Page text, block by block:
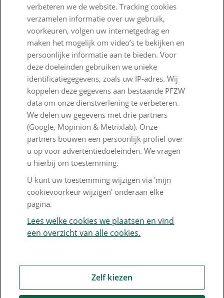
Nieuws
Voor de pers
PFZW Dichtbij
Werken bij PFZW
Responsible disclosure
Digitale toegankelijkheid
Goed Bezig
Werkgeversdesk
Veelgestelde vragen
Inloggen met eHerkenning
Wat is Mijn Organisatie?
Nieuwsbrief werkgevers
verbeteren we de website. Tracking cookies
verzamelen informatie over uw gebruik,
voorkeuren, volgen uw internetgedrag en
maken het mogelijk om video’s te bekijken en
persoonlijke informatie aan te bieden. Voor
deze doeleinden gebruiken we unieke
identificatiegegevens, zoals uw IP-adres. Wij
koppelen deze gegevens aan bestaande PFZW
data om onze dienstverlening te verbeteren.
We delen uw gegevens met drie partners
(Google, Mopinion & Metrixlab). Onze
partners bouwen een persoonlijk profiel over
u op voor advertentiedoeleinden. We vragen
u hierbij om toestemming.
U kunt uw toestemming wijzigen via 'mijn
cookievoorkeur wijzigen' onderaan elke
pagina.
Lees welke cookies we plaatsen en vind
een overzicht van alle cookies.
Zelf kiezen